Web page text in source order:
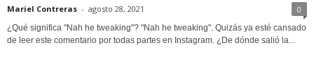
Mariel Contreras - agosto 28, 2021 0
¿Qué significa "Nah he tweaking"? "Nah he tweaking". Quizás ya esté cansado
de leer este comentario por todas partes en Instagram. ¿De dónde salió la...